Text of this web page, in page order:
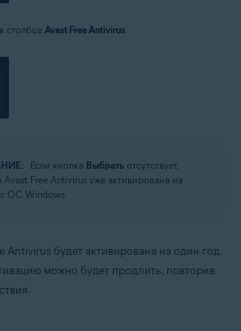
в столбце Avast Free Antivirus
Если кнопка Выбрать отсутствует,
Avast Free Antivirus уже активирована на
ОС Windows.
Antivirus будет активирована на один год.
можно будет продлить, повторив